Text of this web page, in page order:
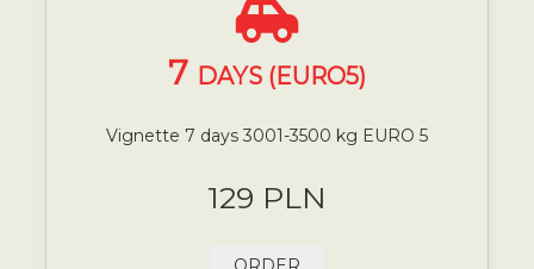
7 DAYS (EURO5)
Vignette 7 days 3001-3500 kg EURO 5
129 PLN